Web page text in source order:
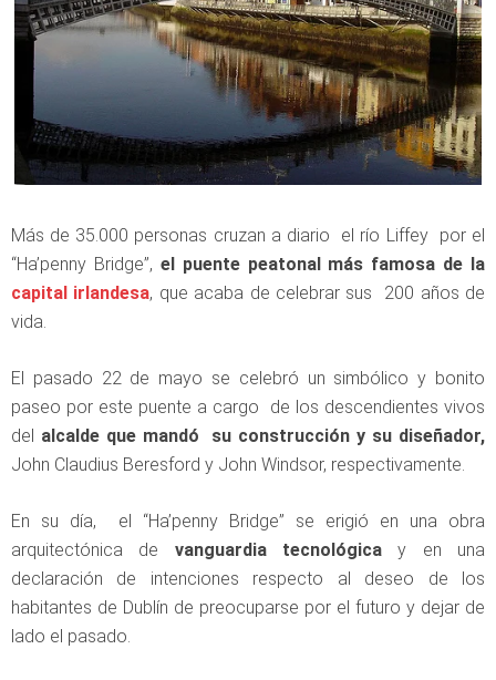
Más de 35.000 personas cruzan a diario el río Liffey por el
“Ha’penny Bridge”, el puente peatonal más famosa de la
capital irlandesa, que acaba de celebrar sus 200 años de
vida.
El pasado 22 de mayo se celebró un simbólico y bonito
paseo por este puente a cargo de los descendientes vivos
del alcalde que mandó su construcción y su diseñador,
John Claudius Beresford y John Windsor, respectivamente.
En su día, el “Ha’penny Bridge” se erigió en una obra
arquitectónica de vanguardia tecnológica y en una
declaración de intenciones respecto al deseo de los
habitantes de Dublín de preocuparse por el futuro y dejar de
lado el pasado.